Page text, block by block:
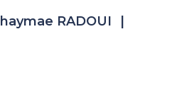
RADOUI